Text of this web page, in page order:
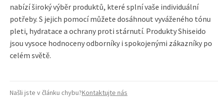
nabízí široký výběr produktů, které splní vaše individuální
potřeby. S jejich pomocí můžete dosáhnout vyváženého tónu
pleti, hydratace a ochrany proti stárnutí. Produkty Shiseido
jsou vysoce hodnoceny odborníky i spokojenými zákazníky po
celém světě.
Našli jste v článku chybu?Kontaktujte nás